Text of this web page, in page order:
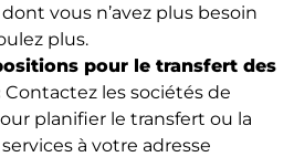
vous n’avez plus besoin
plus.
pour le transfert des
Contactez les sociétés de
planifier le transfert ou la
à votre adresse